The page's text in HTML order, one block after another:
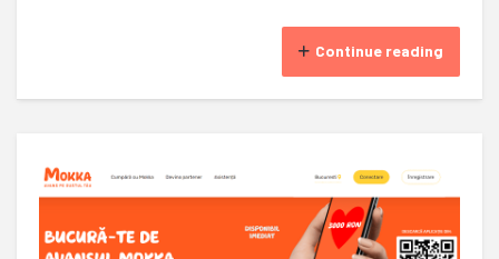
Continue reading